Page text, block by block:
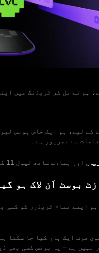
سے، ہم نے مل کر ٹریڈنگ میں
سے بھرپور ہے۔
اور ہمارے ساتھ لیول 11 کو فتح کریں!
صرف ایک بار کیا جا سکتا
نہیں ہے – یہ بونس کسی بھی